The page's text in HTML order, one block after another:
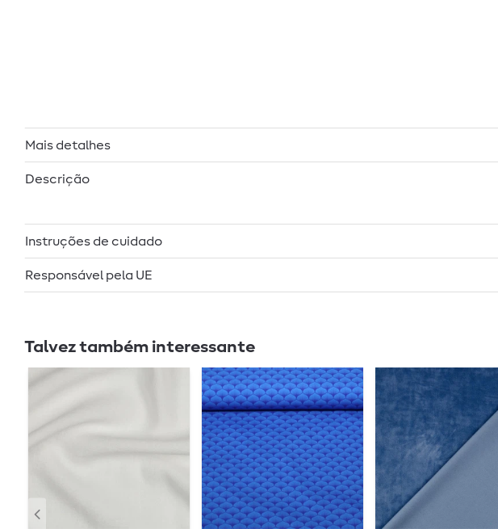
Mais detalhes
Descrição
Instruções de cuidado
Responsável pela UE
Talvez também interessante